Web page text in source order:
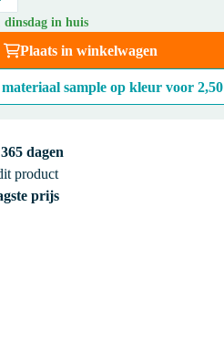
dinsdag in huis
Plaats in winkelwagen
materiaal sample op kleur voor2,50
365 dagen
product
prijs